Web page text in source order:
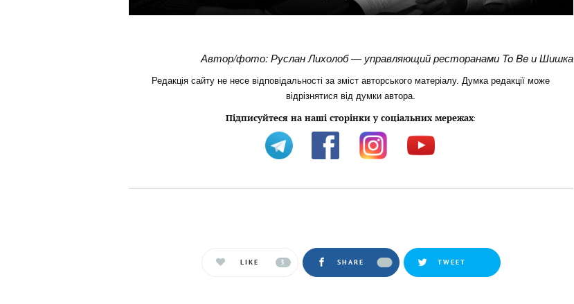
Автор/фото: Руслан Лихолоб — управляющий ресторанами To Be и Шишка
Редакція сайту не несе відповідальності за зміст авторського матеріалу. Думка редакції може
відрізнятися від думки автора.
Підписуйтеся на наші сторінки у соціальних мережах:
LIKE 3 SHARE TWEET